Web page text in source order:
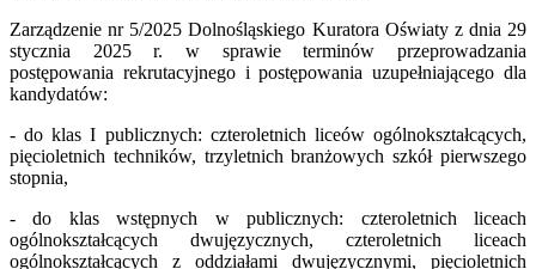
Zarządzenie nr 5/2025 Dolnośląskiego Kuratora Oświaty z dnia 29
stycznia 2025 r. w sprawie terminów przeprowadzania
postępowania rekrutacyjnego i postępowania uzupełniającego dla
kandydatów:
- do klas I publicznych: czteroletnich liceów ogólnokształcących,
pięcioletnich techników, trzyletnich branżowych szkół pierwszego
stopnia,
- do klas wstępnych w publicznych: czteroletnich liceach
ogólnokształcących dwujęzycznych, czteroletnich liceach
ogólnokształcących z oddziałami dwujęzycznymi, pięcioletnich